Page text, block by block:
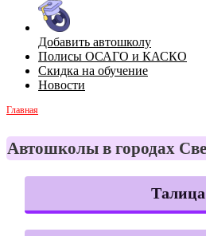
Добавить автошколу
Полисы ОСАГО и КАСКО
Скидка на обучение
Новости
Главная
Автошколы в городах
Талица